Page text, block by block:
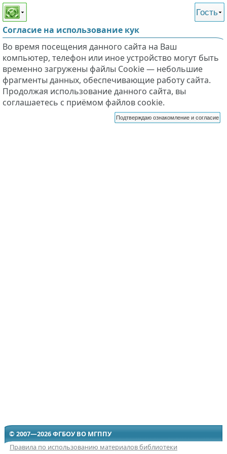
Этот сайт поддерживает
слабовидящих
Гость
Согласие на использование кук
Во время посещения данного сайта на Ваш
компьютер, телефон или иное устройство могут быть
временно загружены файлы Cookie — небольшие
фрагменты данных, обеспечивающие работу сайта.
Продолжая использование данного сайта, вы
соглашаетесь с приёмом файлов cookie.
Подтверждаю ознакомление и согласие
© 2007—2026 ФГБОУ ВО МГППУ
Правила по использованию материалов библиотеки